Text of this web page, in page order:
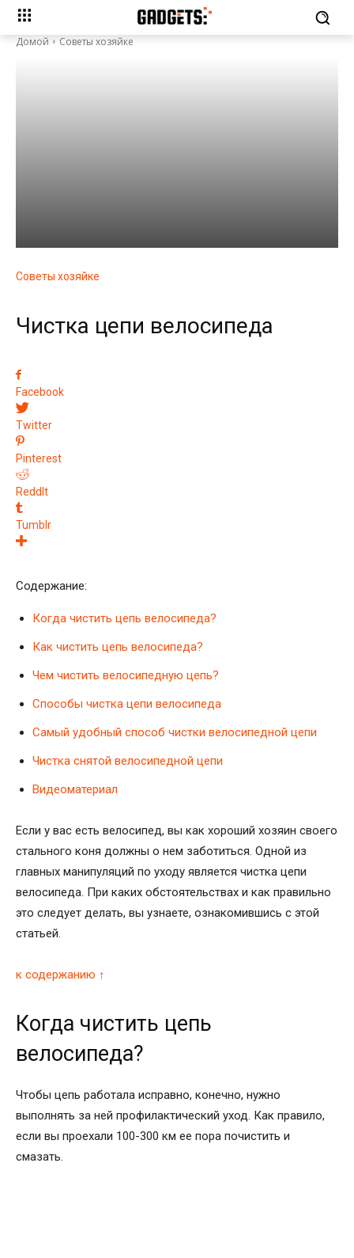
Домой Советы хозяйке
Советы хозяйке
Чистка цепи велосипеда
Facebook
Twitter
Pinterest
ReddIt
Tumblr
Содержание:
Когда чистить цепь велосипеда?
Как чистить цепь велосипеда?
Чем чистить велосипедную цепь?
Способы чистка цепи велосипеда
Самый удобный способ чистки велосипедной цепи
Чистка снятой велосипедной цепи
Видеоматериал
Если у вас есть велосипед, вы как хороший хозяин своего
стального коня должны о нем заботиться. Одной из
главных манипуляций по уходу является чистка цепи
велосипеда. При каких обстоятельствах и как правильно
это следует делать, вы узнаете, ознакомившись с этой
статьей.
к содержанию ↑
Когда чистить цепь
велосипеда?
Чтобы цепь работала исправно, конечно, нужно
выполнять за ней профилактический уход. Как правило,
если вы проехали 100-300 км ее пора почистить и
смазать.